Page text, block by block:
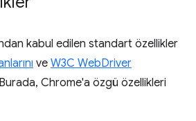
kabul edilen standart özellikler
ve W3C WebDriver
Chrome'a özgü özellikleri